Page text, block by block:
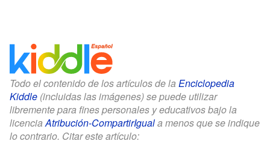
Todo el contenido de los artículos de la Enciclopedia
Kiddle (incluidas las imágenes) se puede utilizar
libremente para fines personales y educativos bajo la
licenciaAtribución-CompartirIguala menos que se indique
lo contrario. Citar este artículo: